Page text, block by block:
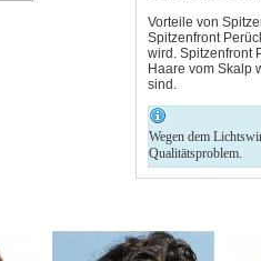
Vorteile von
Spitzenfront
wird. Spitzenfront
Haare vom Skalp
sind.
Wegen dem
Qualitätsproblem.